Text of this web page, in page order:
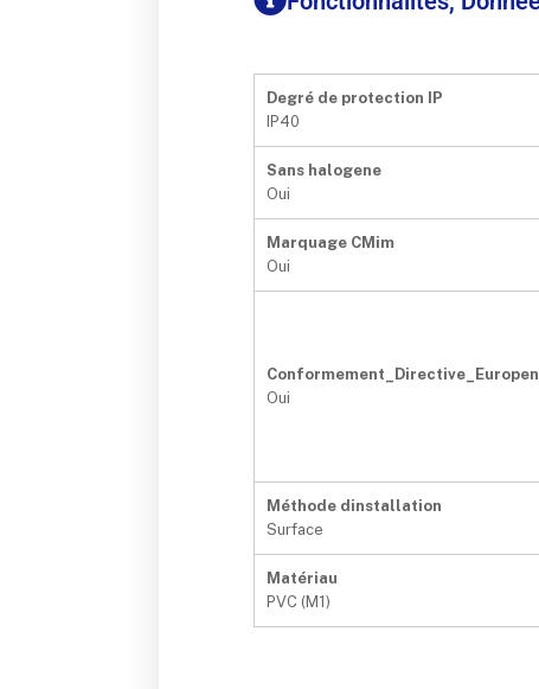
Degré de protection IP
IP40
Sans halogene
Oui
Marquage CMim
Oui
Oui
Méthode dinstallation
Surface
Matériau
PVC (M1)